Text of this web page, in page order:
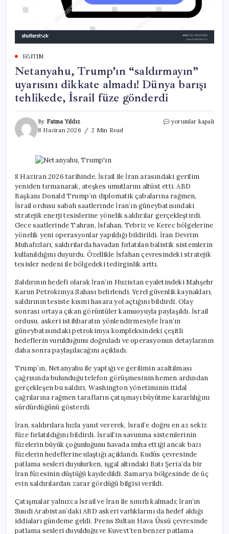
EĞITIM
Netanyahu, Trump’ın “saldırmayın”
uyarısını dikkate almadı! Dünya barışı
tehlikede, İsrail füze gönderdi
By Fatma Yıldız
8 Haziran 2026
2 Min Read
Netanyahu,
Dünya
barışı
tehlikede,
İsrail
füze
gönderdi
için
yorumlar kapalı
8 Haziran 2026 tarihinde, İsrail ile İran arasındaki gerilim
yeniden tırmanarak, ateşkes umutlarını altüst etti. ABD
Başkanı Donald Trump’ın diplomatik çabalarına rağmen,
İsrail ordusu sabah saatlerinde İran’ın güneybatısındaki
stratejik enerji tesislerine yönelik saldırılar gerçekleştirdi.
Gece saatlerinde Tahran, İsfahan, Tebriz ve Kerec bölgelerine
yönelik yeni operasyonlar yapıldığı bildirildi. İran Devrim
Muhafızları, saldırılarda havadan fırlatılan balistik sistemlerin
kullanıldığını duyurdu. Özellikle İsfahan çevresindeki stratejik
tesisler nedeni ile bölgedeki tedirginlik arttı.
Saldırının hedefi olarak İran’ın Huzistan eyaletindeki Mahşehr
Karun Petrokimya Sahası belirlendi. Yerel güvenlik kaynakları,
saldırının tesiste kısmi hasara yol açtığını bildirdi. Olay
sonrası ortaya çıkan görüntüler kamuoyuyla paylaşıldı. İsrail
ordusu, askeri istihbaratın yönlendirmesiyle İran’ın
güneybatısındaki petrokimya kompleksindeki çeşitli
hedeflerin vurulduğunu doğruladı ve operasyonun detaylarının
daha sonra paylaşılacağını açıkladı.
Trump’ın, Netanyahu ile yaptığı ve gerilimin azaltılması
çağrısında bulunduğu telefon görüşmesinin hemen ardından
gerçekleşen bu saldırı, Washington yönetiminin itidal
çağrılarına rağmen tarafların çatışmayı büyütme kararlılığını
sürdürdüğünü gösterdi.
İran, saldırılara hızla yanıt vererek, İsrail’e doğru en az sekiz
füze fırlatıldığını bildirdi. İsrail’in savunma sistemlerinin
füzelerin büyük çoğunluğunu havada imha ettiği ancak bazı
füzelerin hedeflerine ulaştığı açıklandı. Kudüs çevresinde
patlama sesleri duyulurken, işgal altındaki Batı Şeria’da bir
İran füzesinin düştüğü kaydedildi. Samarya bölgesinde de üç
evin saldırılardan zarar gördüğü bilgisi verildi.
Çatışmalar yalnızca İsrail ve İran ile sınırlı kalmadı; İran’ın
Suudi Arabistan’daki ABD askeri varlıklarını da hedef aldığı
iddiaları gündeme geldi. Prens Sultan Hava Üssü çevresinde
patlama sesleri duyulduğu ve Kuveyt’ten benzer patlama